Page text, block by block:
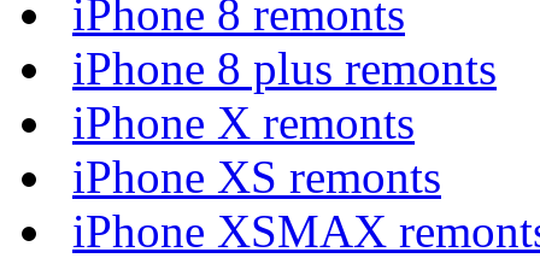
iPhone 8 remonts
iPhone 8 plus remonts
iPhone X remonts
iPhone XS remonts
iPhone XSMAX